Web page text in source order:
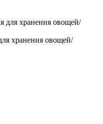
хранения овощей/